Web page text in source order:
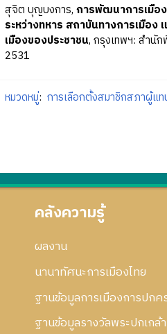
สุจิต บุญบงการ, การพัฒนาการเมือ
ระหว่างทหาร สถาบันทางการเมือง
เมืองของประชาชน, กรุงเทพฯ: สำนั
2531
หมวดหมู่: การเลือกตั้งสมาชิกสภาผู้แ
คลังความรู้
ผลงาน
นานาทัศนะการเมืองไทย
ฐานข้อมูลการเมืองการปกค
ฐานข้อมูลรางวัลพระปกเกล้า